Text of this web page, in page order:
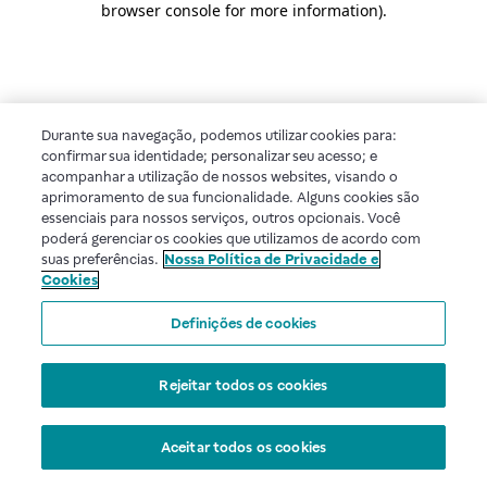
browser console for more information).
Durante sua navegação, podemos utilizar cookies para:
confirmar sua identidade; personalizar seu acesso; e
acompanhar a utilização de nossos websites, visando o
aprimoramento de sua funcionalidade. Alguns cookies são
essenciais para nossos serviços, outros opcionais. Você
poderá gerenciar os cookies que utilizamos de acordo com
suas preferências. Nossa Política de Privacidade e
Cookies
Definições de cookies
Rejeitar todos os cookies
Aceitar todos os cookies